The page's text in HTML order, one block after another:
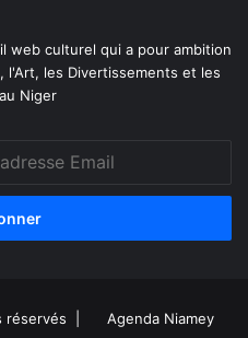
web culturel qui a pour ambition
l'Art, les Divertissements et les
Niger
réservés | Agenda Niamey